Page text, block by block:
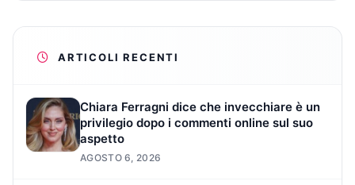
ARTICOLI RECENTI
Chiara Ferragni dice che invecchiare è un
privilegio dopo i commenti online sul suo
aspetto
AGOSTO 6, 2026